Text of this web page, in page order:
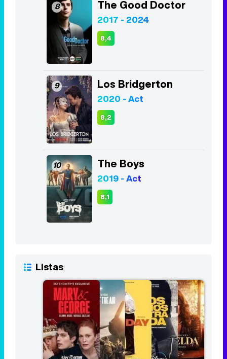
8 The Good Doctor
2017 - 2024
8,4
9 Los Bridgerton
2020 - Act
8,2
10 The Boys
2019 - Act
8,1
Listas